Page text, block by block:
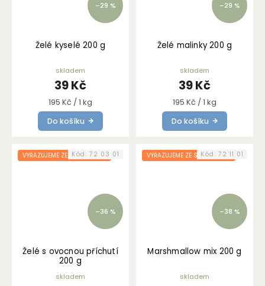
–29 %
Želé kyselé 200 g
skladem
39 Kč
Měrná
cena:
195 Kč / 1 kg
Do košíku
–29 %
Želé malinky 200 g
skladem
39 Kč
Měrná
cena:
195 Kč / 1 kg
Do košíku
VYŘAZUJEME ZE SORTIMENTU
–36 %
Želé s ovocnou příchutí
200 g
skladem
Kód: 72 03 01 VYŘAZUJEME ZE SORTIMENTU
–38 %
Marshmallow mix 200 g
skladem
Kód: 72 11 01